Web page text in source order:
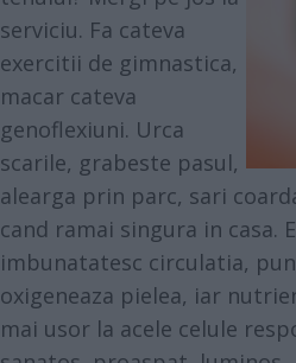
serviciu. Fa cateva
exercitii de gimnastica,
macar cateva
genoflexiuni. Urca
scarile, grabeste pasul,
alearga prin parc, sari
cand ramai singura in casa.
imbunatatesc circulatia,
oxigeneaza pielea, iar
mai usor la acele celule